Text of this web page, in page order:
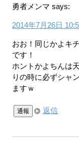
勇者メンマ says:
2014年7月26日
おお！同じかよキ
です！
ホントかよちんは
りの時に必ずシャ
ますｗ
通報 返信